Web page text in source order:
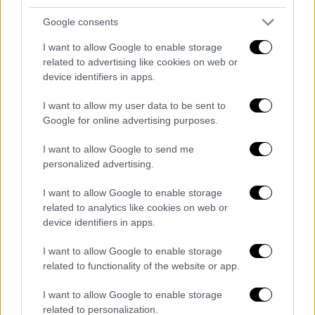
Google consents
I want to allow Google to enable storage
related to advertising like cookies on web or
device identifiers in apps.
I want to allow my user data to be sent to
Google for online advertising purposes.
I want to allow Google to send me
personalized advertising.
I want to allow Google to enable storage
related to analytics like cookies on web or
device identifiers in apps.
I want to allow Google to enable storage
related to functionality of the website or app.
I want to allow Google to enable storage
related to personalization.
η νύχτα της 30ής Μαΐου 1951
– μέλος του ΙΔΕΑ Αλέξανδρος Χρηστέας, με
πρόσχημα την παραίτηση του Παπάγου από
την αρχιστρατηγία, πήγε στο
συναγερμό: κινητοποίησε μονάδες και
κατέλαβε αστραπιαία χωρίς αντίσταση το
Επιτελείο, το Φρουραρχείο και τους δύο
ραδιοφωνικούς σταθμούς και όπως